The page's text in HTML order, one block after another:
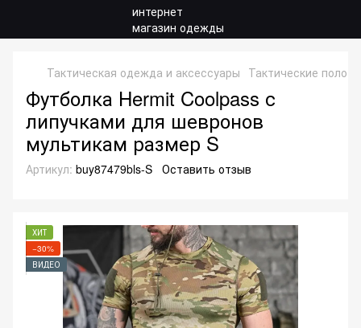
Тактическая одежда и аксессуары Тактические поло
Футболка Hermit Coolpass с
липучками для шевронов
мультикам размер S
Артикул: buy87479bls-S Оставить отзыв
ХИТ
−30%
ВИДЕО